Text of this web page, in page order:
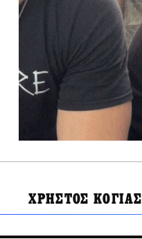
ΧΡΗΣΤΟΣ ΚΟΓΙΑΣ